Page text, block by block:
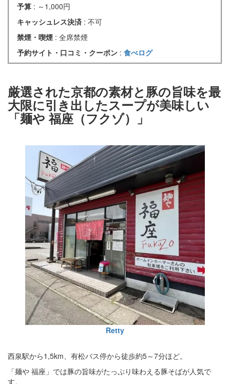
予算 : ～1,000円
キャッシュレス決済 : 不可
禁煙・喫煙 : 全席禁煙
予約サイト・口コミ・クーポン : 食べログ
厳選された京都の素材と豚の旨味を最
大限に引き出したスープが美味しい
「麺や 福座（フクゾ）」
Retty
西泉駅から1,5km、有松バス停から徒歩約5～7分ほど。
「麺や 福座」では豚の旨味がたっぷり味わえる豚そばが人気で
す。